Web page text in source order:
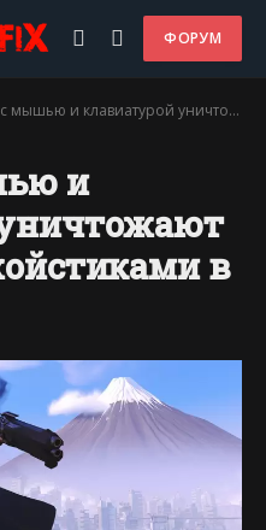
ФОРУМ
клавиатурой уничтожают геймеров с джойстиками в Overwatch
и
в